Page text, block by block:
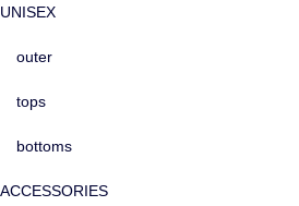
UNISEX
outer
tops
bottoms
ACCESSORIES